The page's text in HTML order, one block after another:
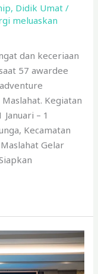
, Didik Umat /
meluaskan
dan keceriaan
57 awardee
Kegiatan
– 1
Kecamatan
Gelar